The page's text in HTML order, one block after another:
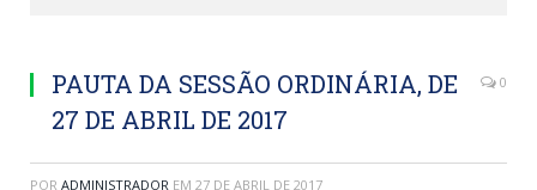
PAUTA DA SESSÃO ORDINÁRIA, DE
27 DE ABRIL DE 2017
0
POR ADMINISTRADOR EM 27 DE ABRIL DE 2017